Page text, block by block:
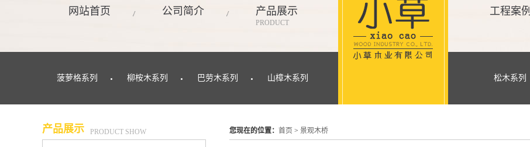
网站首页 公司简介 产品展示
PRODUCT
工程案例
菠萝格系列 柳桉木系列 巴劳木系列 山樟木系列 松木系列
产品展示 PRODUCT SHOW 您现在的位置： 首页 > 景观木桥